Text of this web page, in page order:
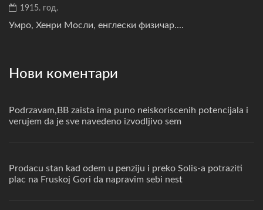
1915. год.
Умро, Хенри Мосли, енглески физичар....
Нови коментари
Podrzavam,BB zaista ima puno neiskoriscenih potencijala i
verujem da je sve navedeno izvodljivo sem
Prodacu stan kad odem u penziju i preko Solis-a potraziti
plac na Fruskoj Gori da napravim sebi nest